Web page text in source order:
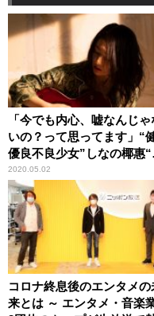
「今でも内心、嘘なんじゃ
いの？って思ってます」“
優良不良少女”しなの椰惠“
ールナイトニッポン”初登場
2020.05.02
コロナ終息後のエンタメの
来とは ～ エンタメ・音楽